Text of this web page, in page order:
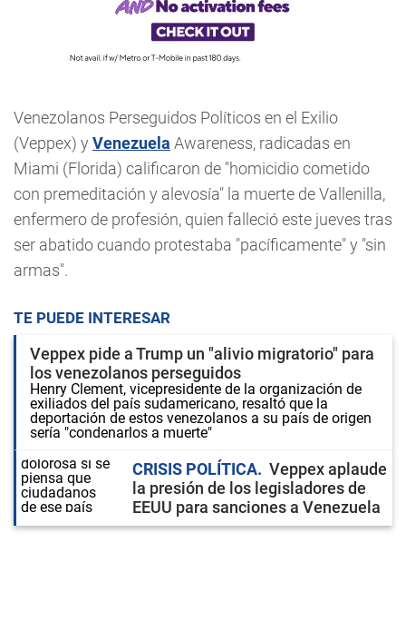
Venezolanos Perseguidos Políticos en el Exilio
(Veppex) y Venezuela Awareness, radicadas en
Miami (Florida) calificaron de "homicidio cometido
con premeditación y alevosía" la muerte de Vallenilla,
enfermero de profesión, quien falleció este jueves tras
ser abatido cuando protestaba "pacíficamente" y "sin
armas".
TE PUEDE INTERESAR
Veppex pide a Trump un "alivio migratorio" para
los venezolanos perseguidos
Henry Clement, vicepresidente de la organización de
exiliados del país sudamericano, resaltó que la
deportación de estos venezolanos a su país de origen
sería "condenarlos a muerte"
CRISIS POLÍTICA
Veppex aplaude
la presión de los legisladores de
EEUU para sanciones a Venezuela